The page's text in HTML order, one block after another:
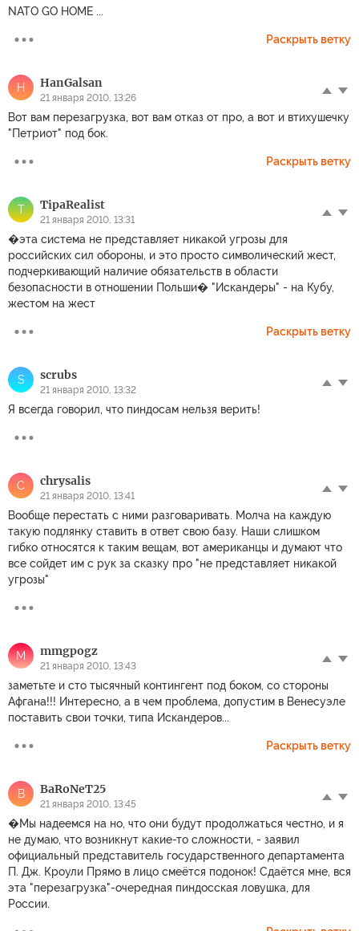
NATO GO HOME ...
Раскрыть ветку
H HanGalsan
21 января 2010, 13:26
Вот вам перезагрузка, вот вам отказ от про, а вот и втихушечку
"Петриот" под бок.
Раскрыть ветку
T TipaRealist
21 января 2010, 13:31
�эта система не представляет никакой угрозы для
российских сил обороны, и это просто символический жест,
подчеркивающий наличие обязательств в области
безопасности в отношении Польши� "Искандеры" - на Кубу,
жестом на жест
Раскрыть ветку
S scrubs
21 января 2010, 13:32
Я всегда говорил, что пиндосам нельзя верить!
C chrysalis
21 января 2010, 13:41
Вообще перестать с ними разговаривать. Молча на каждую
такую подлянку ставить в ответ свою базу. Наши слишком
гибко относятся к таким вещам, вот американцы и думают что
все сойдет им с рук за сказку про "не представляет никакой
угрозы"
M mmgpogz
21 января 2010, 13:43
заметьте и сто тысячный контингент под боком, со стороны
Афгана!!! Интересно, а в чем проблема, допустим в Венесуэле
поставить свои точки, типа Искандеров...
Раскрыть ветку
B BaRoNeT25
21 января 2010, 13:45
�Мы надеемся на но, что они будут продолжаться честно, и я
не думаю, что возникнут какие-то сложности, - заявил
официальный представитель государственного департамента
П. Дж. Кроули Прямо в лицо смеётся подонок! Сдаётся мне, вся
эта "перезагрузка"-очередная пиндосская ловушка, для
России.